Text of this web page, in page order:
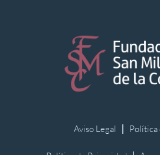
Aviso Legal Política